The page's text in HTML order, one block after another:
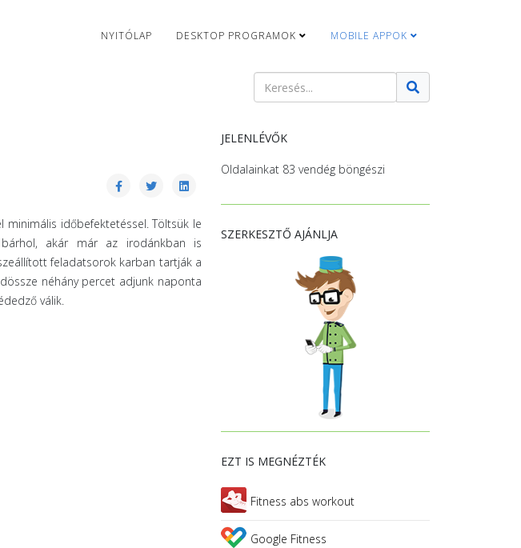
NYITÓLAP DESKTOP PROGRAMOK MOBILE APPOK
Keresés
időbefektetéssel. Töltsük le
akár már az irodánkban is
feladatsorok karban tartják a
néhány percet adjunk naponta
válik.
JELENLÉVŐK
Oldalainkat 83 vendég böngészi
SZERKESZTŐ AJÁNLJA
EZT IS MEGNÉZTÉK
Fitness abs workout
Google Fitness